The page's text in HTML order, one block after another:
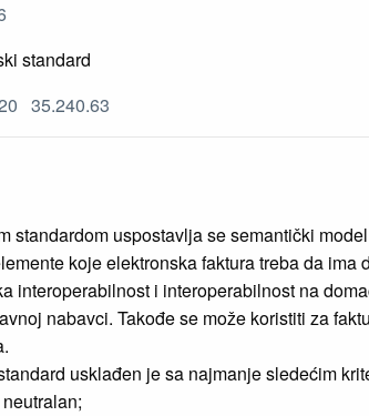
standard
35.240.63
standardom uspostavlja se semantički
koje elektronska faktura treba da
interoperabilnost i interoperabilnost na
nabavci. Takođe se može koristiti za
usklađen je sa najmanje sledećim